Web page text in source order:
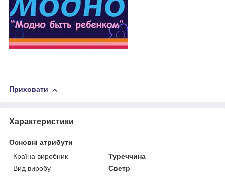
Приховати
Характеристики
Основні атрибути
Країна виробник
Туреччина
Вид виробу
Светр